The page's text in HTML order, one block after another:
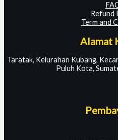
Refund
Term and
Alamat
Taratak, Kelurahan Kubang,
Puluh Kota,